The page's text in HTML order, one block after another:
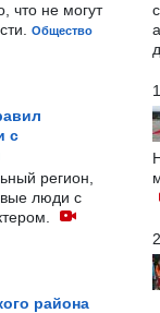
что не могут
Общество
с
регион,
люди с
района